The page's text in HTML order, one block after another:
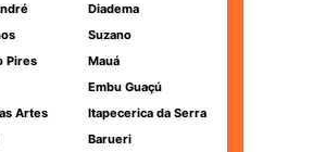
Diadema
Suzano
Pires
Mauá
Embu Guaçú
Artes
Itapecerica da Serra
Barueri